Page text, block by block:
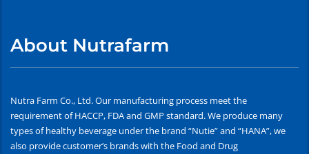
About Nutrafarm
Nutra Farm Co., Ltd. Our manufacturing process meet the
requirement of HACCP, FDA and GMP standard. We produce many
types of healthy beverage under the brand “Nutie” and “HANA”, we
also provide customer’s brands with the Food and Drug